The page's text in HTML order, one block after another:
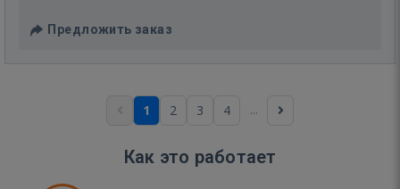
Предложить заказ
1 2 3 4 ...
Как это работает